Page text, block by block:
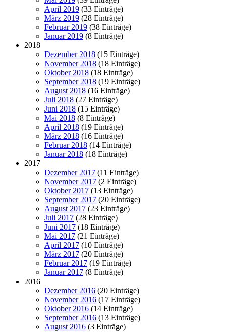
April 2019 (33 Einträge)
März 2019 (28 Einträge)
Februar 2019 (38 Einträge)
Januar 2019 (8 Einträge)
2018
Dezember 2018 (15 Einträge)
November 2018 (18 Einträge)
Oktober 2018 (18 Einträge)
September 2018 (19 Einträge)
August 2018 (16 Einträge)
Juli 2018 (27 Einträge)
Juni 2018 (15 Einträge)
Mai 2018 (8 Einträge)
April 2018 (19 Einträge)
März 2018 (16 Einträge)
Februar 2018 (14 Einträge)
Januar 2018 (18 Einträge)
2017
Dezember 2017 (11 Einträge)
November 2017 (2 Einträge)
Oktober 2017 (13 Einträge)
September 2017 (20 Einträge)
August 2017 (23 Einträge)
Juli 2017 (28 Einträge)
Juni 2017 (18 Einträge)
Mai 2017 (21 Einträge)
April 2017 (10 Einträge)
März 2017 (20 Einträge)
Februar 2017 (19 Einträge)
Januar 2017 (8 Einträge)
2016
Dezember 2016 (20 Einträge)
November 2016 (17 Einträge)
Oktober 2016 (14 Einträge)
September 2016 (13 Einträge)
August 2016 (3 Einträge)